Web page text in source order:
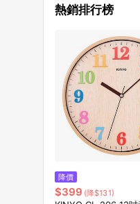
熱銷排行榜
降價
$399 (降$131)